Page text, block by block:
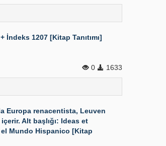
İndeks 1207 [Kitap Tanıtımı]
0 1633
Europa renacentista, Leuven
Alt başlığı: Ideas et
Mundo Hispanico [Kitap